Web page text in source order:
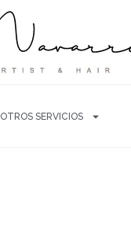
OTROS SERVICIOS